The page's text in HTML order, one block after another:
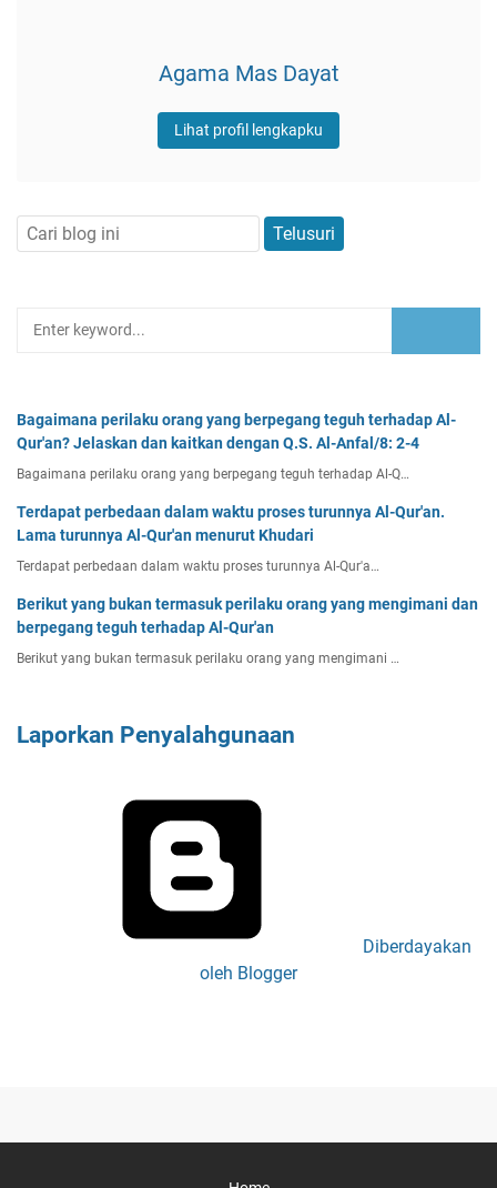
Agama Mas Dayat
Lihat profil lengkapku
Bagaimana perilaku orang yang berpegang teguh terhadap Al-
Qur'an? Jelaskan dan kaitkan dengan Q.S. Al-Anfal/8: 2-4
Bagaimana perilaku orang yang berpegang teguh terhadap Al-Q…
Terdapat perbedaan dalam waktu proses turunnya Al-Qur'an.
Lama turunnya Al-Qur'an menurut Khudari
Terdapat perbedaan dalam waktu proses turunnya Al-Qur'a…
Berikut yang bukan termasuk perilaku orang yang mengimani dan
berpegang teguh terhadap Al-Qur'an
Berikut yang bukan termasuk perilaku orang yang mengimani …
Laporkan Penyalahgunaan
Diberdayakan
oleh Blogger